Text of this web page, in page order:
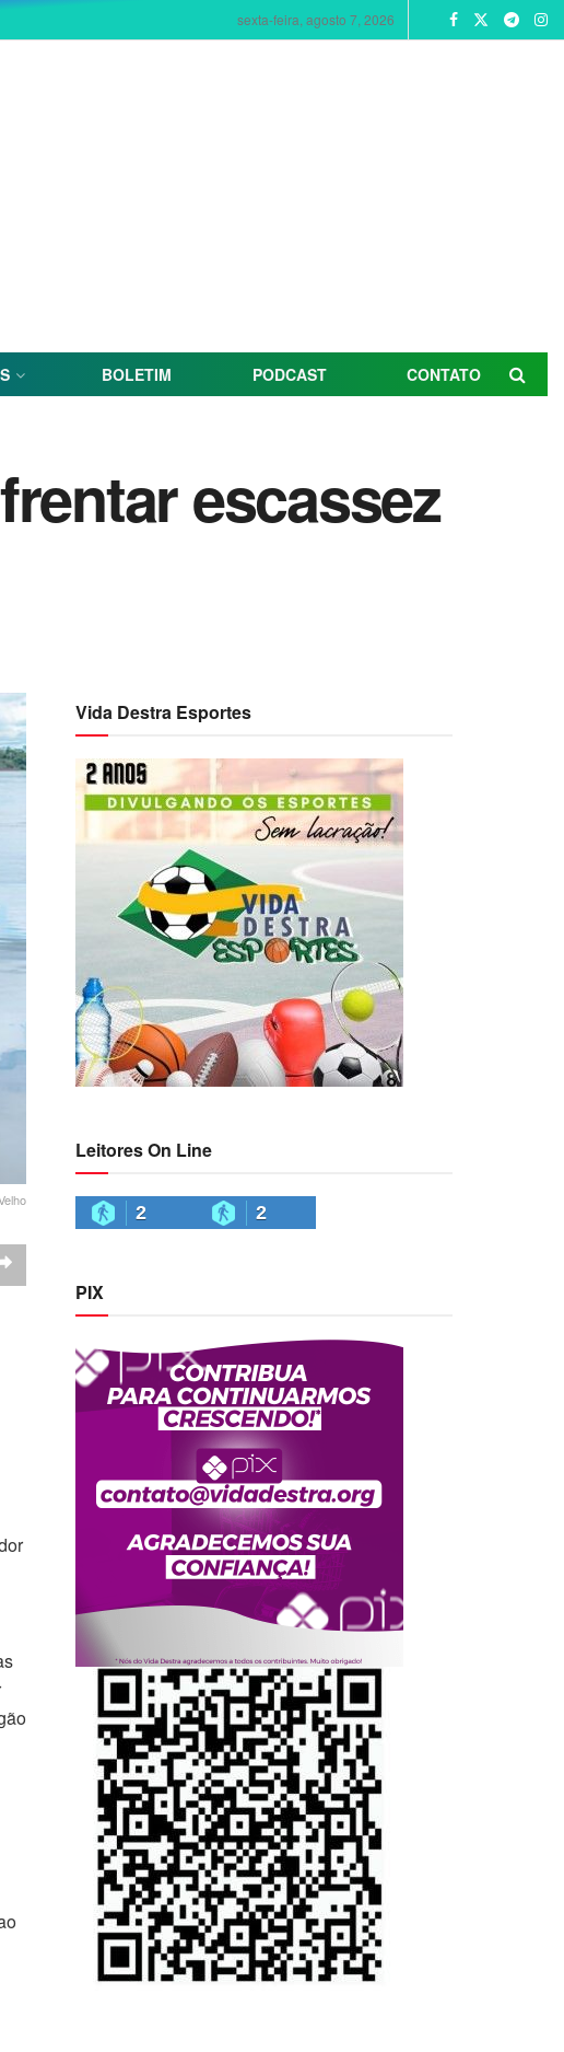
sexta-feira, agosto 7, 2026
BOLETIM PODCAST CONTATO
escassez
Vida Destra Esportes
Leitores On Line
2 2
PIX